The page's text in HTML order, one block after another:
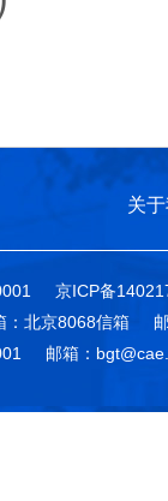
关
京ICP备
：北京8068信箱
邮箱：